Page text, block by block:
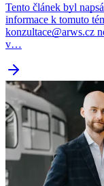
Tento článek byl
informace k tomuto
konzultace@arws.cz
v…